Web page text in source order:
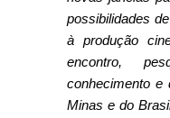
possibilidades
à produção
encontro,
conhecimento e
Minas e do